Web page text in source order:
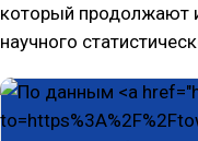
который продолжают
научного